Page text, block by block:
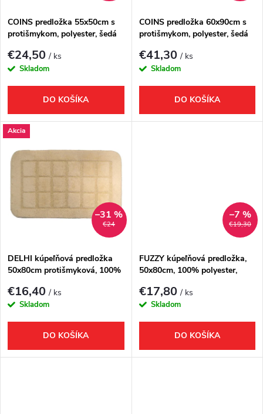
e
p
r
o
d
k
o
v
s
p
r
d
u
t
o
v
COINS predložka 55x50cm s
protišmykom, polyester, šedá
€24,50/ ks
Skladom
DO KOŠÍKA
COINS predložka 60x90cm s
protišmykom, polyester, šedá
€41,30/ ks
Skladom
DO KOŠÍKA
Akcia
€24
–31 %
DELHI kúpeľňová predložka
50x80cm protišmyková, 100%
€16,40/ ks
Skladom
DO KOŠÍKA
€19,30
–7 %
FUZZY kúpeľňová predložka,
50x80cm, 100% polyester,
€17,80/ ks
Skladom
DO KOŠÍKA